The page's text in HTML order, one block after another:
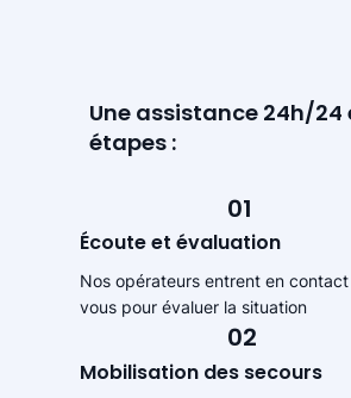
Une assistance 24h/24
étapes :
01
Écoute et évaluation
Nos opérateurs entrent en
vous pour évaluer la situation
02
Mobilisation des secours